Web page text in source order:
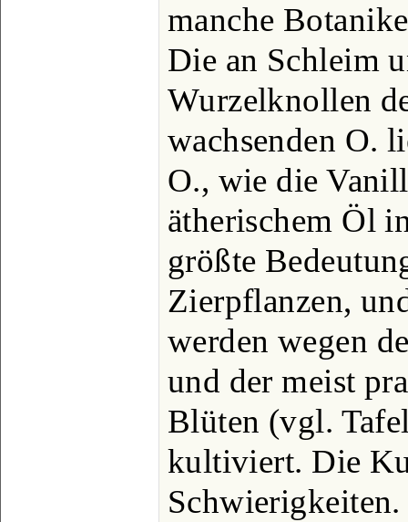
manche
Die an Schleim
Wurzelknollen
wachsenden O.
O., wie die
ätherischem Öl
größte
Zierpflanzen,
werden wegen
und der meist
Blüten (vgl.
kultiviert. Die
Schwierigkeiten.